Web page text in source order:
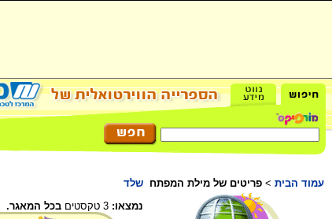
עמוד הבית > פריטים של מילת המפתח שלד
נמצאו: בכל המאגר.